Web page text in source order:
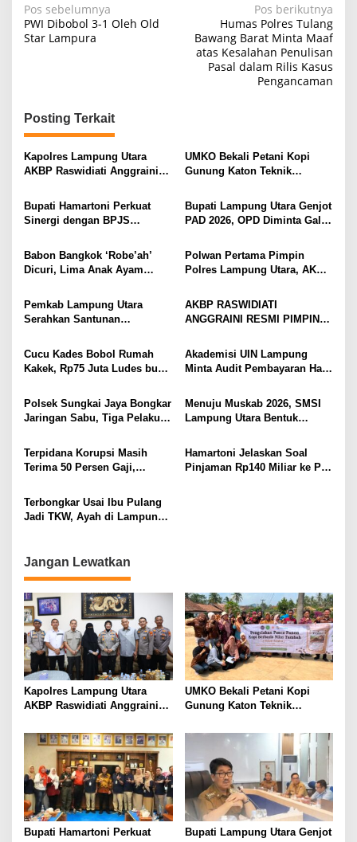
N
a
a
s
i
o
Pos sebelumnya
PWI Dibobol 3-1 Oleh Old
Star Lampura
Pos berikutnya
Humas Polres Tulang
Bawang Barat Minta Maaf
atas Kesalahan Penulisan
Pasal dalam Rilis Kasus
Pengancaman
Posting Terkait
Kapolres Lampung Utara
AKBP Raswidiati Anggraini
Tokoh Masyarakat dan Adat
Perkuat Kamtibmas
UMKO Bekali Petani Kopi
Gunung Katon Teknik
Jual Hasil Panen Meningkat
Bupati Hamartoni Perkuat
Sinergi dengan BPJS
Kesehatan Makin Cepat dan
Mudah
Bupati Lampung Utara Genjot
PAD 2026, OPD Diminta Gali
hingga Optimalkan PBB-P2
Babon Bangkok ‘Robe’ah’
Dicuri, Lima Anak Ayam
Gang Jalaba Kotabumi Heboh
Polwan Pertama Pimpin
Polres Lampung Utara, AKBP
Pedang Pora
Pemkab Lampung Utara
Serahkan Santunan
Korban Kebakaran
AKBP RASWIDIATI
ANGGRAINI RESMI PIMPIN
BAWA KOMITMEN PERKUAT
KAMTIBMAS DAN
PELAYANAN PRESISI
Cucu Kades Bobol Rumah
Kakek, Rp75 Juta Ludes buat
Ditembak Polisi
Akademisi UIN Lampung
Minta Audit Pembayaran Hak
Kepastian Hukum Tak Boleh
Berlarut
Polsek Sungkai Jaya Bongkar
Jaringan Sabu, Tiga Pelaku
Menuju Muskab 2026, SMSI
Lampung Utara Bentuk
Kepengurusan
Terpidana Korupsi Masih
Terima 50 Persen Gaji,
Tunggu Keputusan BKN
Hamartoni Jelaskan Soal
Pinjaman Rp140 Miliar ke PT
Terbongkar Usai Ibu Pulang
Jadi TKW, Ayah di Lampung
Tahun, Nyaris Diamuk Massa
Jangan Lewatkan
Kapolres Lampung Utara
AKBP Raswidiati Anggraini
Tokoh Masyarakat dan Adat
Perkuat Kamtibmas
UMKO Bekali Petani Kopi
Gunung Katon Teknik
Jual Hasil Panen Meningkat
Bupati Hamartoni Perkuat
Bupati Lampung Utara Genjot